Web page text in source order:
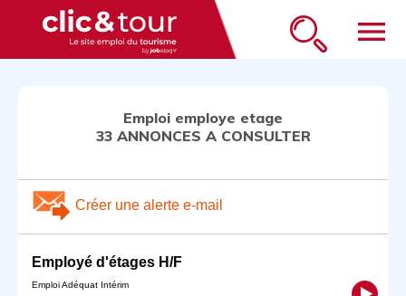
menu
Emploi employe etage
33 ANNONCES A CONSULTER
Créer une alerte e-mail
Employé d'étages H/F
Emploi Adéquat Intérim